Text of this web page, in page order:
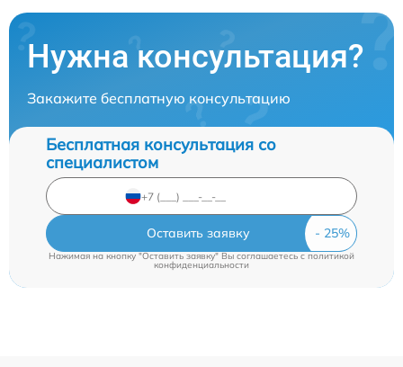
Нужна консультация?
Закажите бесплатную консультацию
Бесплатная консультация со
специалистом
Оставить заявку
Нажимая на кнопку "Оставить заявку" Вы соглашаетесь cполитикой
конфиденциальности